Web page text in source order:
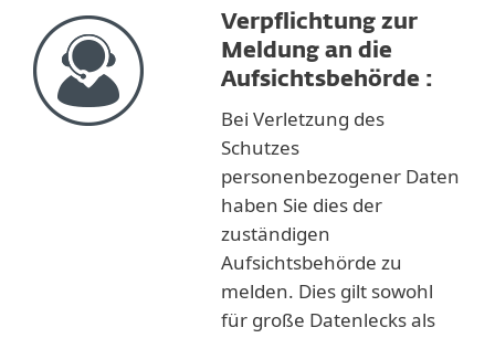
Verpflichtung zur
Meldung an die
Aufsichtsbehörde :
Bei Verletzung des
Schutzes
personenbezogener Daten
haben Sie dies der
zuständigen
Aufsichtsbehörde zu
melden. Dies gilt sowohl
für große Datenlecks als